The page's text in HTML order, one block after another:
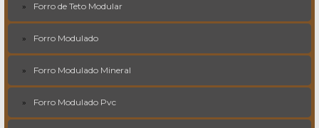
Forro de Teto Modular
Forro Modulado
Forro Modulado Mineral
Forro Modulado Pvc